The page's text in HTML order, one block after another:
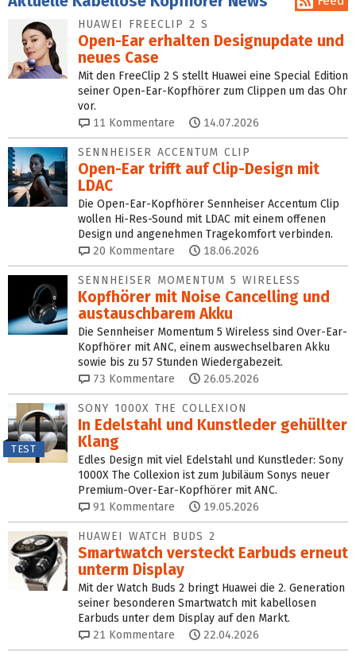
HUAWEI FREECLIP 2 S
Open-Ear erhalten Designupdate und
neues Case
Mit den FreeClip 2 S stellt Huawei eine Special Edition
seiner Open-Ear-Kopfhörer zum Clippen um das Ohr
vor.
11 Kommentare 14.07.2026
SENNHEISER ACCENTUM CLIP
Open-Ear trifft auf Clip-Design mit
LDAC
Die Open-Ear-Kopfhörer Sennheiser Accentum Clip
wollen Hi-Res-Sound mit LDAC mit einem offenen
Design und angenehmen Tragekomfort verbinden.
20 Kommentare 18.06.2026
SENNHEISER MOMENTUM 5 WIRELESS
Kopfhörer mit Noise Cancelling und
austauschbarem Akku
Die Sennheiser Momentum 5 Wireless sind Over-Ear-
Kopfhörer mit ANC, einem auswechselbaren Akku
sowie bis zu 57 Stunden Wiedergabezeit.
73 Kommentare 26.05.2026
TEST
SONY 1000X THE COLLEXION
In Edelstahl und Kunstleder gehüllter
Klang
Edles Design mit viel Edelstahl und Kunstleder: Sony
1000X The Collexion ist zum Jubiläum Sonys neuer
Premium-Over-Ear-Kopfhörer mit ANC.
91 Kommentare 19.05.2026
HUAWEI WATCH BUDS 2
Smartwatch versteckt Earbuds erneut
unterm Display
Mit der Watch Buds 2 bringt Huawei die 2. Generation
seiner besonderen Smartwatch mit kabellosen
Earbuds unter dem Display auf den Markt.
21 Kommentare 22.04.2026